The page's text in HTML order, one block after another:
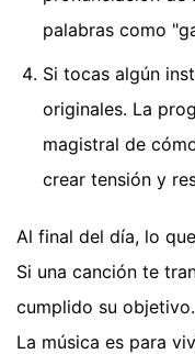
palabras como
Si tocas algún
originales. La
magistral de
crear tensión y
Al final del día, lo
Si una canción te
cumplido su
La música es para